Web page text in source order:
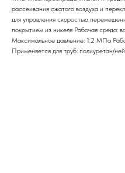
рассеивания сжатого воздуха и
для управления скоростью
покрытием из никеля Рабочая среда:
Максимальное давление: 1.2 МПа
Применяется для труб: полиуретан/